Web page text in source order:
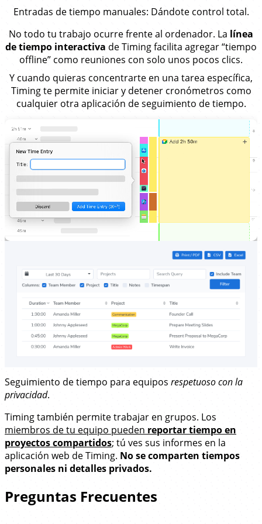
Entradas de tiempo manuales: Dándote control total.
No todo tu trabajo ocurre frente al ordenador. La línea
de tiempo interactiva de Timing facilita agregar “tiempo
offline” como reuniones con solo unos pocos clics.
Y cuando quieras concentrarte en una tarea específica,
Timing te permite iniciar y detener cronómetros como
cualquier otra aplicación de seguimiento de tiempo.
Seguimiento de tiempo para equipos respetuoso con la
privacidad.
Timing también permite trabajar en grupos. Los
miembros de tu equipo pueden reportar tiempo en
proyectos compartidos; tú ves sus informes en la
aplicación web de Timing. No se comparten tiempos
personales ni detalles privados.
Preguntas Frecuentes